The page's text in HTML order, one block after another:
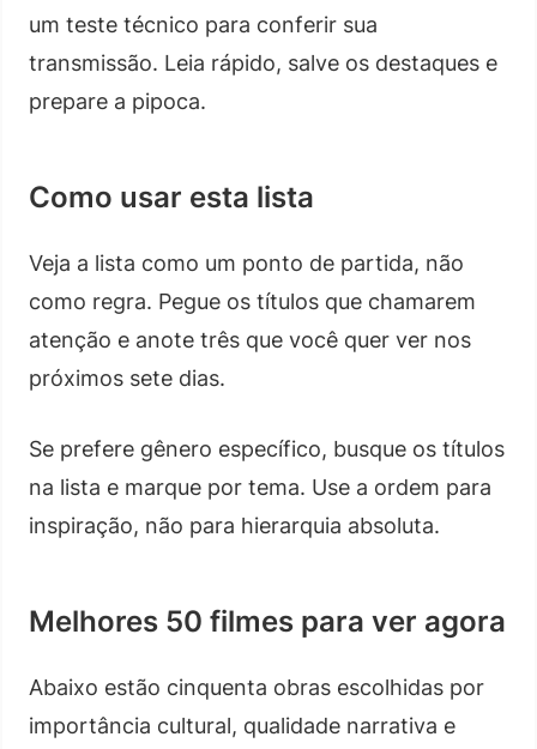
um teste técnico para conferir sua
transmissão. Leia rápido, salve os destaques e
prepare a pipoca.
Como usar esta lista
Veja a lista como um ponto de partida, não
como regra. Pegue os títulos que chamarem
atenção e anote três que você quer ver nos
próximos sete dias.
Se prefere gênero específico, busque os títulos
na lista e marque por tema. Use a ordem para
inspiração, não para hierarquia absoluta.
Melhores 50 filmes para ver agora
Abaixo estão cinquenta obras escolhidas por
importância cultural, qualidade narrativa e